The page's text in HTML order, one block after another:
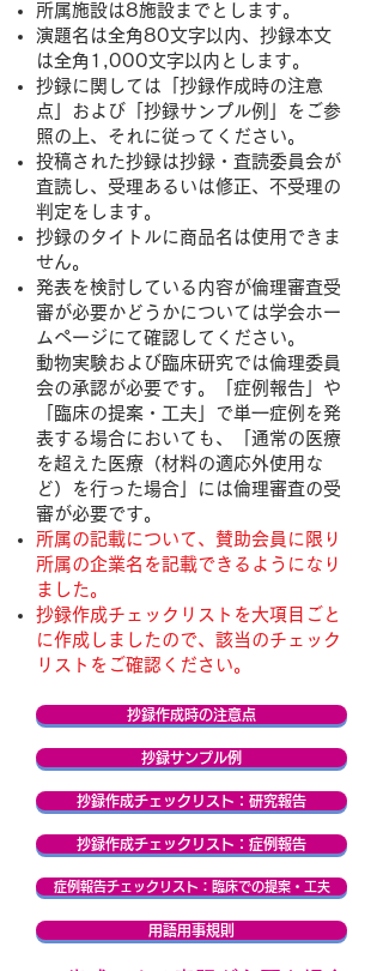
所属施設は8施設までとします。
演題名は全角80文字以内、抄録本文
は全角1,000文字以内とします。
抄録に関しては「抄録作成時の注意
点」および「抄録サンプル例」をご参
照の上、それに従ってください。
投稿された抄録は抄録・査読委員会が
査読し、受理あるいは修正、不受理の
判定をします。
抄録のタイトルに商品名は使用できま
せん。
発表を検討している内容が倫理審査受
審が必要かどうかについては学会ホー
ムページ にて確認してください。
動物実験および臨床研究では倫理委員
会の承認が必要です。「症例報告」や
「臨床の提案・工夫」で単一症例を発
表する場合においても、「通常の医療
を超えた医療（材料の適応外使用な
ど）を行った場合」には倫理審査の受
審が必要です。
所属の記載について、賛助会員に限り
所属の企業名を記載できるようになり
ました。
抄録作成チェックリストを大項目ごと
に作成しましたので、該当のチェック
リストをご確認ください。
抄録作成時の注意点
抄録サンプル例
抄録作成チェックリスト：研究報告
抄録作成チェックリスト：症例報告
症例報告チェックリスト：臨床での提案・工夫
用語用事規則